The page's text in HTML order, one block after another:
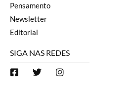
Pensamento
Newsletter
Editorial
SIGA NAS REDES